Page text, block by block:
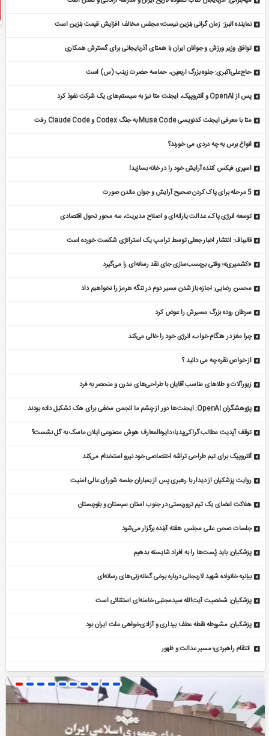
نماینده البرز: زمان گرانی بنزین نیست؛ مجلس مخالف افزایش قیمت بنزین است
توافق وزیر ورزش و جوانان ایران با همتای آذربایجانی برای گسترش همکاری
حاج‌علی‌اکبری: جلوه بزرگ اربعین، حماسه حضرت زینب (س) است
پس از OpenAI و آنتروپیک، ایجنت متا نیز به سیستم‌های یک شرکت نفوذ کرد
متا با معرفی ایجنت کدنویسی Muse Code به جنگ Codex و Claude Code رفت
انواع برس به چه دردی می خورند؟
اسپری فیکس کننده آرایش خود را در خانه بسازید!
5 مرحله برای پاک کردن صحیح آرایش و جوان ماندن صورت
توسعه انرژی پاک، عدالت یارانه‌ای و اصلاح مدیریت، سه محور تحول اقتصادی
قالیباف: انتشار اخبار جعلی توسط ترامپ یک استراتژی شکست خورده است
«کشمیری»؛ وقتی برچسب‌سازی جای نقد رسانه‌ای را می‌گیرد
محسن رضایی: اجازه باز شدن مسیر دوم در تنگه هرمز را نخواهیم داد
سرطان روده بزرگ مسیرش را عوض کرد
چرا مغز در هنگام خواب، انرژی خود را خالی می‌کند
از خواص نقره چه می دانید ؟
زیورآلات و طلاهای مناسب آقایان با طراحی‌های مدرن و منحصر به فرد
پژوهشگران OpenAI: ایجنت‌ها دور از چشم ما انجمن مخفی برای هک تشکیل داده بودند
توقف آپدیت مطالب گراکی‌پدیا؛ دایره‌المعارف هوش مصنوعی ایلان ماسک به گل نشست؟
آنتروپیک برای تیم طراحی تراشه اختصاصی خود نیرو استخدام می‌کند
روایت پزشکیان از دیدار با رهبری پس از بمباران جلسه شورای عالی امنیت
هلاکت اعضای یک تیم تروریستی در جنوب استان سیستان و بلوچستان
جلسات صحن علنی مجلس هفته آینده برگزار می‌شود
پزشکیان: باید پُست‌ها را به افراد شایسته بدهیم
بیانیه خانواده شهید لاریجانی درباره برخی گمانه‌زنی‌های رسانه‌ای
پزشکیان: شخصیت آیت‌الله سیدمجتبی خامنه‌ای استثنائی است
پزشکیان: مشروطه نقطه عطف بیداری و آزادی‌خواهی ملت ایران بود
انتقام راهبردی؛ مسیر عدالت و ظهور